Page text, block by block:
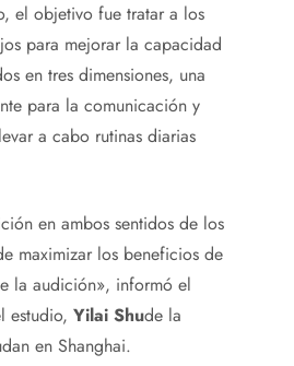
el objetivo fue tratar a los
para mejorar la capacidad
en tres dimensiones, una
para la comunicación y
a cabo rutinas diarias
en ambos sentidos de los
maximizar los beneficios de
la audición», informó el
estudio, Yilai Shude la
en Shanghai.